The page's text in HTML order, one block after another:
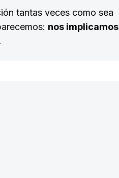
tantas veces como sea
nos implicamos